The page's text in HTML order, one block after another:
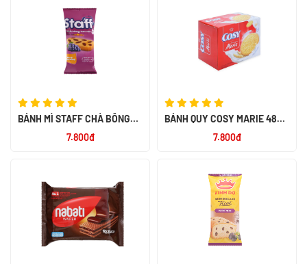
BÁNH MÌ STAFF CHÀ BÔNG
7.800đ
BÁNH QUY COSY MARIE 48GR
7.800đ